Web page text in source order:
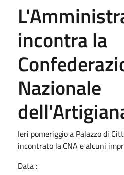
incontra la
Nazionale
Ieri pomeriggio a Palazzo di
incontrato la CNA e alcuni
Data :